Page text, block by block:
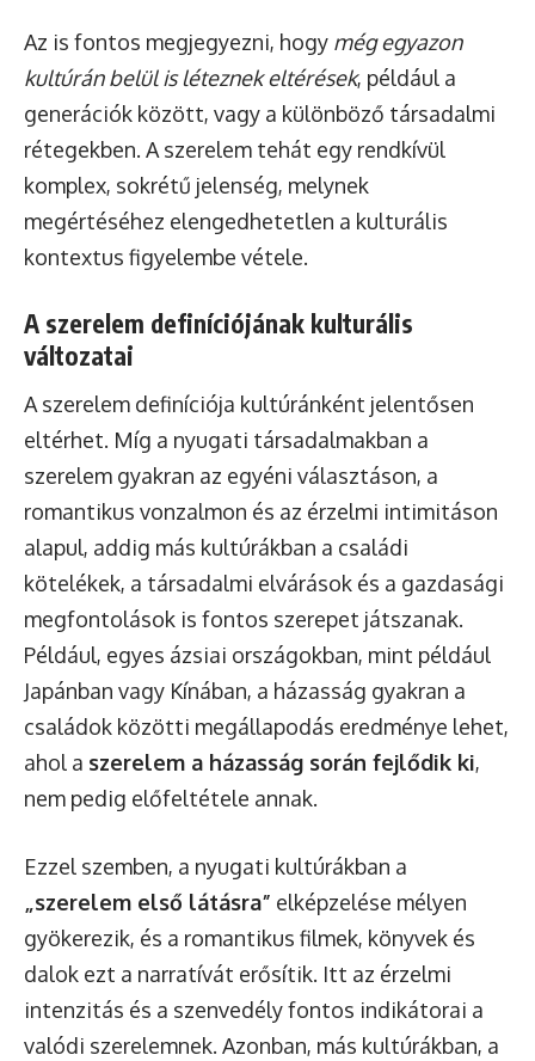
Az is fontos megjegyezni, hogy még egyazon
kultúrán belül is léteznek eltérések, például a
generációk között, vagy a különböző társadalmi
rétegekben. A szerelem tehát egy rendkívül
komplex, sokrétű jelenség, melynek
megértéséhez elengedhetetlen a kulturális
kontextus figyelembe vétele.
A szerelem definíciójának kulturális
változatai
A szerelem definíciója kultúránként jelentősen
eltérhet. Míg a nyugati társadalmakban a
szerelem gyakran az egyéni választáson, a
romantikus vonzalmon és az érzelmi intimitáson
alapul, addig más kultúrákban a családi
kötelékek, a társadalmi elvárások és a gazdasági
megfontolások is fontos szerepet játszanak.
Például, egyes ázsiai országokban, mint például
Japánban vagy Kínában, a házasság gyakran a
családok közötti megállapodás eredménye lehet,
ahol a szerelem a házasság során fejlődik ki,
nem pedig előfeltétele annak.
Ezzel szemben, a nyugati kultúrákban a
„szerelem első látásra” elképzelése mélyen
gyökerezik, és a romantikus filmek, könyvek és
dalok ezt a narratívát erősítik. Itt az érzelmi
intenzitás és a szenvedély fontos indikátorai a
valódi szerelemnek. Azonban, más kultúrákban, a